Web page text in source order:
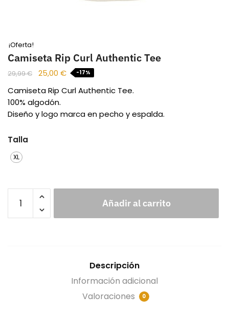
¡Oferta!
Camiseta Rip Curl Authentic Tee
29,99€ 25,00 € -17%
Camiseta Rip Curl Authentic Tee.
100% algodón.
Diseño y logo marca en pecho y espalda.
Talla
XL
Añadir al carrito
Descripción
Información adicional
Valoraciones
0